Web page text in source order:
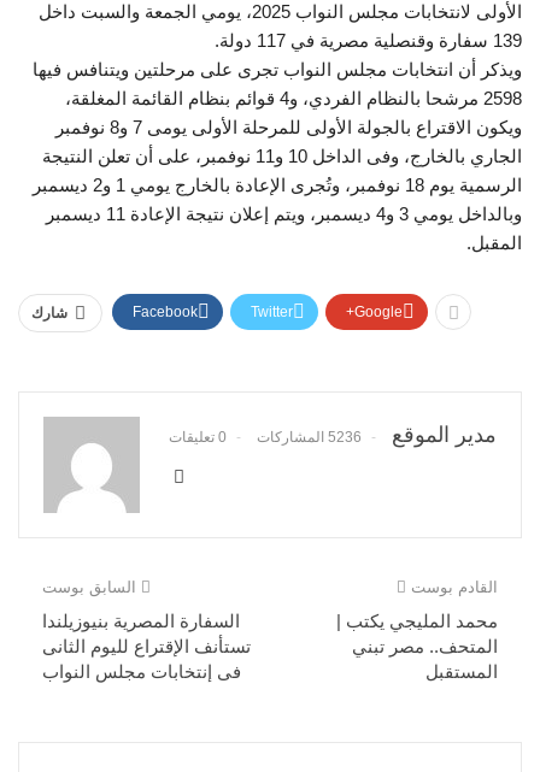
الأولى لانتخابات مجلس النواب 2025، يومي الجمعة والسبت داخل
139 سفارة وقنصلية مصرية في 117 دولة.
ويذكر أن انتخابات مجلس النواب تجرى على مرحلتين ويتنافس فيها
2598 مرشحا بالنظام الفردي، و4 قوائم بنظام القائمة المغلقة،
ويكون الاقتراع بالجولة الأولى للمرحلة الأولى يومى 7 و8 نوفمبر
الجاري بالخارج، وفى الداخل 10 و11 نوفمبر، على أن تعلن النتيجة
الرسمية يوم 18 نوفمبر، وتُجرى الإعادة بالخارج يومي 1 و2 ديسمبر
وبالداخل يومي 3 و4 ديسمبر، ويتم إعلان نتيجة الإعادة 11 ديسمبر
المقبل.
شارك Facebook Twitter Google+
مدير الموقع 5236 المشاركات 0 تعليقات
السابق بوست
السفارة المصرية بنيوزيلندا
تستأنف الإقتراع لليوم الثانى
فى إنتخابات مجلس النواب
القادم بوست
محمد المليجي يكتب |
المتحف.. مصر تبني
المستقبل